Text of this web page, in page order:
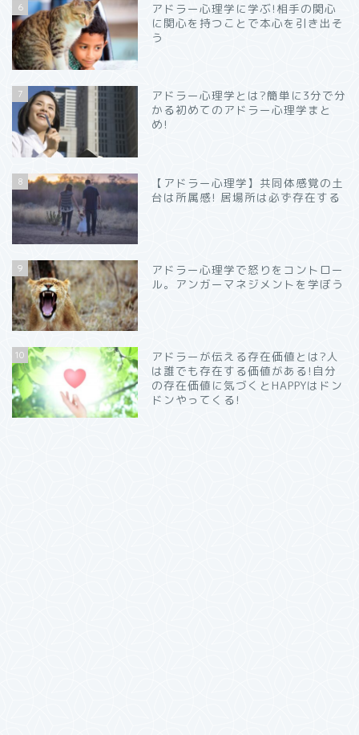
6
アドラー心理学に学ぶ!相手の関心
に関心を持つことで本心を引き出そ
う
7
アドラー心理学とは?簡単に3分で分
かる初めてのアドラー心理学まと
め!
8
【アドラー心理学】共同体感覚の土
台は所属感! 居場所は必ず存在する
9
アドラー心理学で怒りをコントロー
ル。アンガーマネジメントを学ぼう
10
アドラーが伝える存在価値とは?人
は誰でも存在する価値がある!自分
の存在価値に気づくとHAPPYはドン
ドンやってくる!